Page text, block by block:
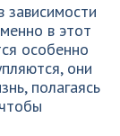
в этот
особенно
они
полагаясь